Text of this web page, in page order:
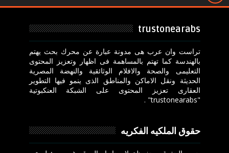
trustonearabs
تراست وان عرب هى مدونة عبارة عن محرك بحث يهتم
بالهندسة كما تهتم بالمساهمة فى اظهار وتعزيز المحتوى
التعليمى والصحة والافلام الوثائقية والنهضة المصرية
الحديثة ونقل الاماكن والمناطق الذى ينمو فيها التطوير
العقارى تعزيز المحتوى على الشبكة العنكبوتية
"trustonearabs" .
حقوق الملكيه الفكريه